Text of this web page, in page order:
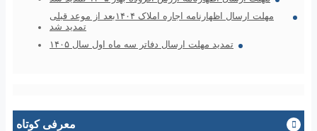
مهلت ارسال اظهارنامه اجاره املاک ۱۴۰۴بعد از موعد قبلی
تمدید شد
تمدید مهلت ارسال دفاتر سه ماه اول سال ۱۴۰۵
معرفی کوتاه